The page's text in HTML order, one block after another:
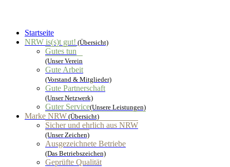
Startseite
NRW is(s)t gut! (Übersicht)
Gutes tun
(Unser Verein
Gute Arbeit
(Vorstand & Mitglieder)
Gute Partnerschaft
(Unser Netzwerk)
Guter Service(Unsere Leistungen)
Marke NRW (Übersicht)
Sicher und ehrlich aus NRW
(Unser Zeichen)
Ausgezeichnete Betriebe
(Das Betriebszeichen)
Geprüfte Qualität